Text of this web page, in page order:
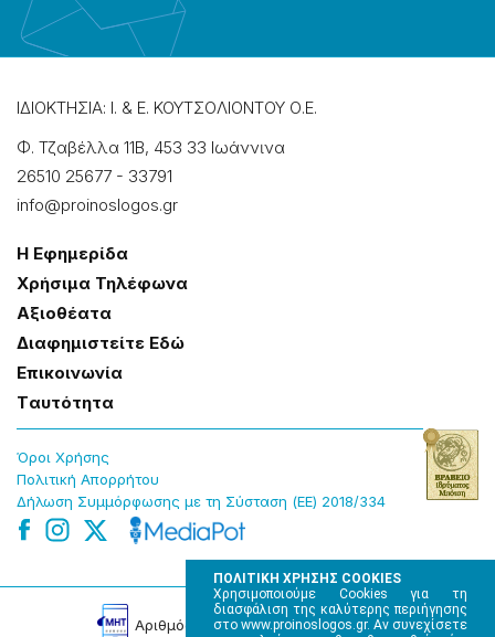
ΠΟΛΙΤΙΚΗ ΧΡΗΣΗΣ COOKIES
Χρησιμοποιούμε Cookies για τη
διασφάλιση της καλύτερης περιήγησης
στο www.proinoslogos.gr. Αν συνεχίσετε
ΙΔΙΟΚΤΗΣΙΑ: Ι. & Ε. ΚΟΥΤΣΟΛΙΟΝΤΟΥ Ο.Ε.
Φ. Τζαβέλλα 11Β, 453 33 Ιωάννɩνα
26510 25677 - 33791
info@proinoslogos.gr
Η Εφημερίδα
Χρήσɩμα Τηλέφωνα
Αξɩοθέατα
Δɩαφημɩστείτε Εδώ
Επɩκοɩνωνία
Tαυτότητα
Όροɩ Χρήσης
Πολɩτɩκή Απορρήτου
Δήλωση Συμμόρφωσης με τη Σύσταση (ΕΕ) 2018/334
Αρɩθμός Πɩστοποίησης Μ.Η.Τ. 220242